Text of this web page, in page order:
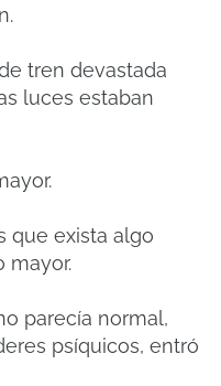
tren devastada
luces estaban
que exista algo
mayor.
parecía normal,
psíquicos, entró